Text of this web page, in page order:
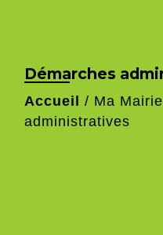
Démarches
Accueil / Ma Mairie
administratives